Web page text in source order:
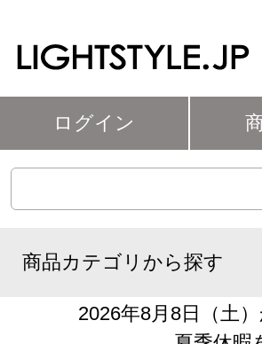
ログイン
商品カテゴリから探す
2026年8月8日（土